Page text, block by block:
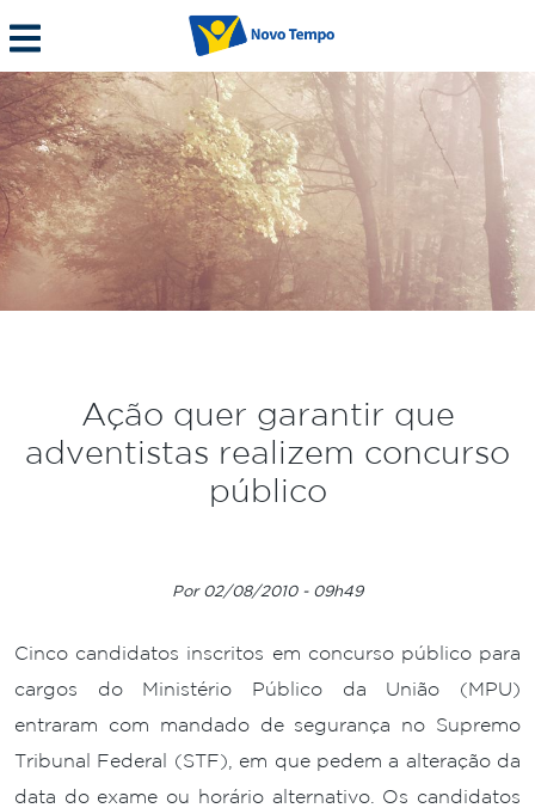
Ação quer garantir que
adventistas realizem concurso
público
Por 02/08/2010 - 09h49
Cinco candidatos inscritos em concurso público para
cargos do Ministério Público da União (MPU)
entraram com mandado de segurança no Supremo
Tribunal Federal (STF), em que pedem a alteração da
data do exame ou horário alternativo. Os candidatos